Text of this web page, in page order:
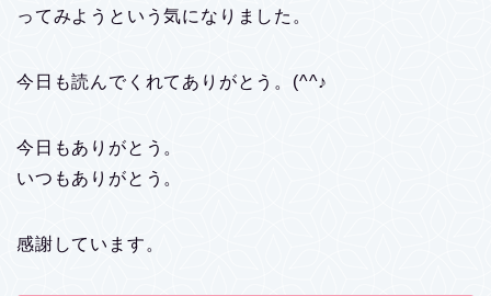
ってみようという気になりました。
今日も読んでくれてありがとう。(^^♪
今日もありがとう。
いつもありがとう。
感謝しています。